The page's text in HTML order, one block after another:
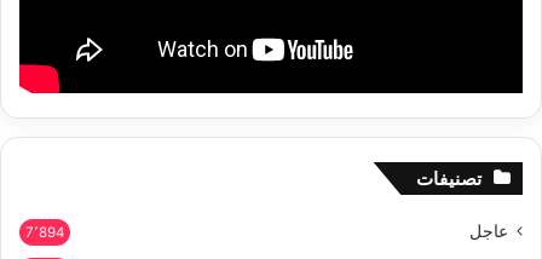
تصنيفات
عاجل 7٬894